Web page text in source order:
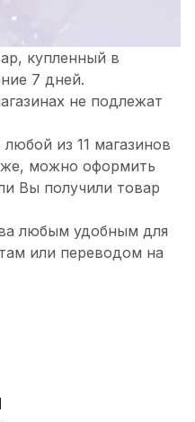
купленный в
7 дней.
не подлежат
из 11 магазинов
можно оформить
Вы получили товар
любым удобным для
или переводом на